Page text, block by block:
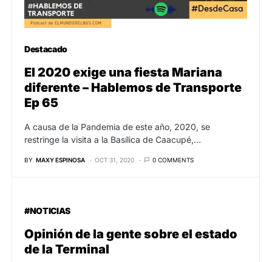
Destacado
El 2020 exige una fiesta Mariana
diferente – Hablemos de Transporte
Ep 65
A causa de la Pandemia de este año, 2020, se
restringe la visita a la Basílica de Caacupé,…
BY MAXY ESPINOSA OCT 31, 2020 0 COMMENTS
#NOTICIAS
Opinión de la gente sobre el estado
de la Terminal